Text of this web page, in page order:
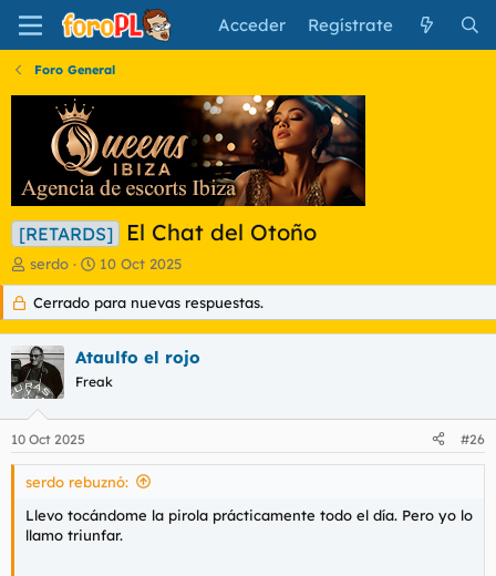
Acceder Regístrate
Foro General
[RETARDS] El Chat del Otoño
I
n
c
i
a
d
o
r
d
e
l
e
m
serdo
F
e
c
h
d
e
n
c
i
10 Oct 2025
Cerrado para nuevas respuestas.
Ataulfo el rojo
Freak
10 Oct 2025 #26
serdo rebuznó:
Llevo tocándome la pirola prácticamente todo el día. Pero yo lo
llamo triunfar.